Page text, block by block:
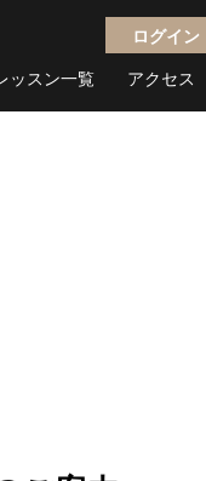
ログイン
ッスン一覧 アクセス